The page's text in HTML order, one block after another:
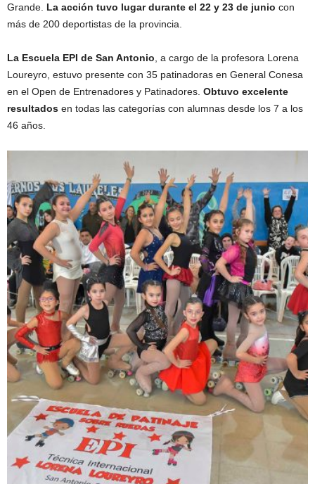
Grande. La acción tuvo lugar durante el 22 y 23 de junio con
más de 200 deportistas de la provincia.
La Escuela EPI de San Antonio, a cargo de la profesora Lorena
Loureyro, estuvo presente con 35 patinadoras en General Conesa
en el Open de Entrenadores y Patinadores. Obtuvo excelente
resultados en todas las categorías con alumnas desde los 7 a los
46 años.